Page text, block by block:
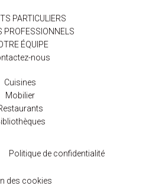
PARTICULIERS
PROFESSIONNELS
ÉQUIPE
nous
Cuisines
Mobilier
Politique de confidentialité
des cookies